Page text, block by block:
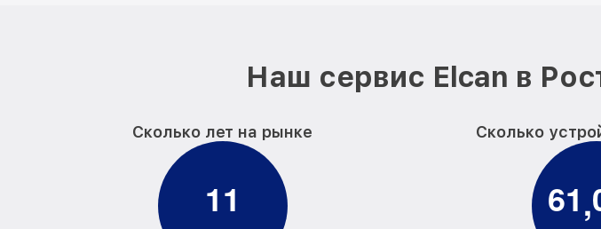
Наш сервис Elcan в
Сколько лет на рынке
11
Сколько
61,